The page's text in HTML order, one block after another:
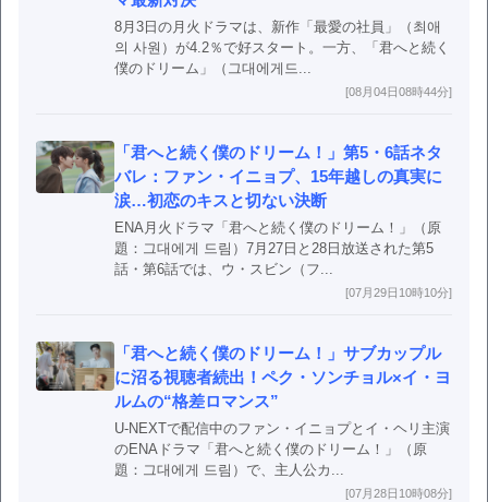
8月3日の月火ドラマは、新作「最愛の社員」（최애
의 사원）が4.2％で好スタート。一方、「君へと続く
僕のドリーム」（그대에게드...
[08月04日08時44分]
「君へと続く僕のドリーム！」第5・6話ネタ
バレ：ファン・イニョプ、15年越しの真実に
涙…初恋のキスと切ない決断
ENA月火ドラマ「君へと続く僕のドリーム！」（原
題：그대에게 드림）7月27日と28日放送された第5
話・第6話では、ウ・スビン（フ...
[07月29日10時10分]
「君へと続く僕のドリーム！」サブカップル
に沼る視聴者続出！ペク・ソンチョル×イ・ヨ
ルムの“格差ロマンス”
U-NEXTで配信中のファン・イニョプとイ・ヘリ主演
のENAドラマ「君へと続く僕のドリーム！」（原
題：그대에게 드림）で、主人公カ...
[07月28日10時08分]